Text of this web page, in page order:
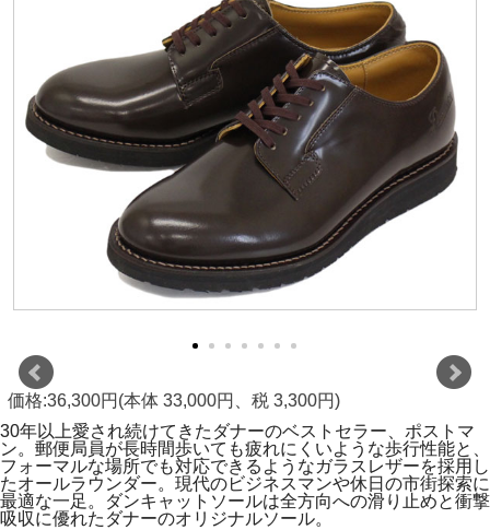
価格:36,300円(本体 33,000円、税 3,300円)
30年以上愛され続けてきたダナーのベストセラー、ポストマ
ン。郵便局員が長時間歩いても疲れにくいような歩行性能と、
フォーマルな場所でも対応できるようなガラスレザーを採用し
たオールラウンダー。現代のビジネスマンや休日の市街探索に
最適な一足。ダンキャットソールは全方向への滑り止めと衝撃
吸収に優れたダナーのオリジナルソール。